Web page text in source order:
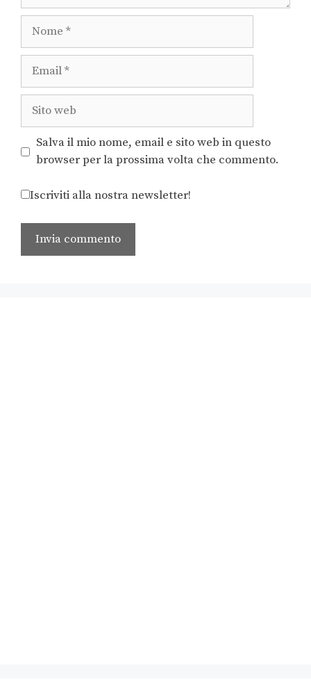
Salva il mio nome, email e sito web in questo
browser per la prossima volta che commento.
Iscriviti alla nostra newsletter!